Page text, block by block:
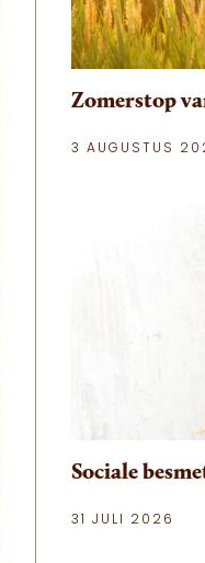
Zomerstop
3 AUGUSTUS
Sociale
31 JULI 2026